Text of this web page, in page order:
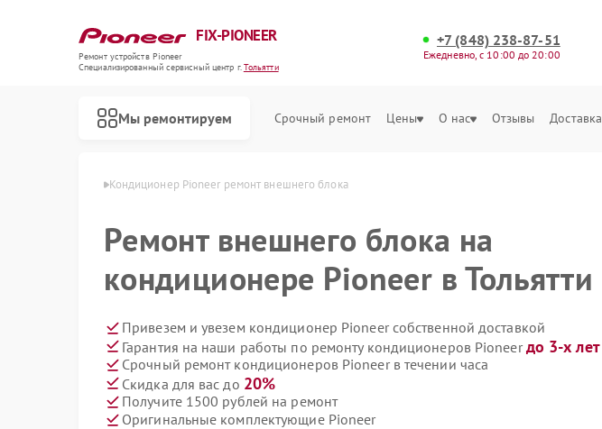
FIX-PIONEER
Ремонт устройств Pioneer
Специализированный cервисный центр г.Тольятти
+7 (848) 238-87-51
Ежедневно, с 10:00 до 20:00
Мы ремонтируем Срочный ремонт Цены О нас Отзывы Доставка
Кондиционер Pioneer ремонт внешнего блока
Ремонт внешнего блока на
кондиционере Pioneer в Тольятти
Привезем и увезем кондиционер Pioneer собственной доставкой
Гарантия на наши работы по ремонту кондиционеров Pioneerдо 3-х лет
Срочный ремонт кондиционеров Pioneer в течении часа
Скидка для вас до 20%
Получите 1500 рублей на ремонт
Оригинальные комплектующие Pioneer